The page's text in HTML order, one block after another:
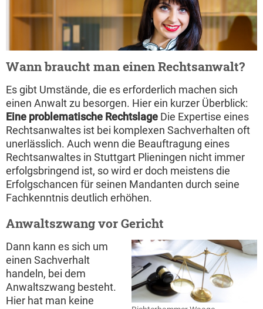
Wann braucht man einen Rechtsanwalt?
Es gibt Umstände, die es erforderlich machen sich
einen Anwalt zu besorgen. Hier ein kurzer Überblick:
Eine problematische Rechtslage Die Expertise eines
Rechtsanwaltes ist bei komplexen Sachverhalten oft
unerlässlich. Auch wenn die Beauftragung eines
Rechtsanwaltes in Stuttgart Plieningen nicht immer
erfolgsbringend ist, so wird er doch meistens die
Erfolgschancen für seinen Mandanten durch seine
Fachkenntnis deutlich erhöhen.
Anwaltszwang vor Gericht
Dann kann es sich um
einen Sachverhalt
handeln, bei dem
Anwaltszwang besteht.
Hier hat man keine